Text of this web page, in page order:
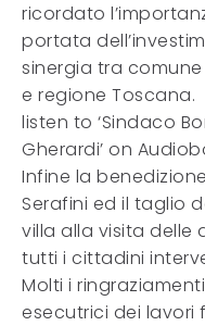
ricordato
portata
sinergia tra
e regione Toscana.
listen to ‘Sindaco
Gherardi’ on
Infine la
Serafini ed il taglio
villa alla visita delle
tutti i cittadini
Molti i
esecutrici dei lavori